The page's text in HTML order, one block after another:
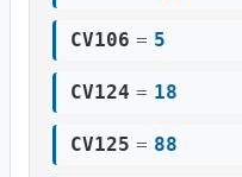
CV106 = 5
CV124 = 18
CV125 = 88